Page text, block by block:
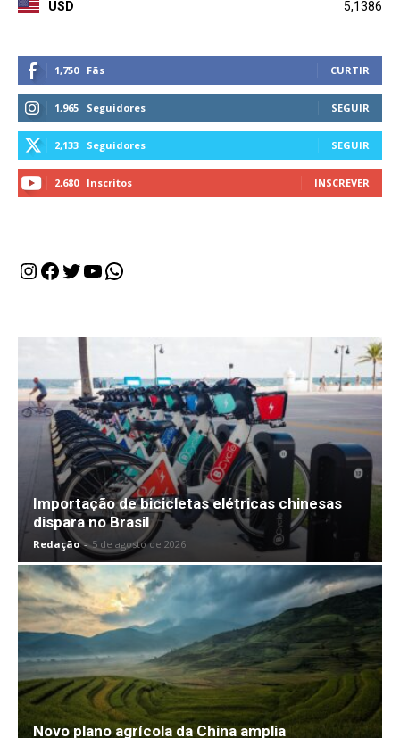
USD 5,1386
1,750 Fãs CURTIR
1,965 Seguidores SEGUIR
2,133 Seguidores SEGUIR
2,680 Inscritos INSCREVER
Instagram
Facebook
Twitter
Youtube
WhatsApp
Importação de bicicletas elétricas chinesas
dispara no Brasil
Redação - 5 de agosto de 2026
Novo plano agrícola da China amplia